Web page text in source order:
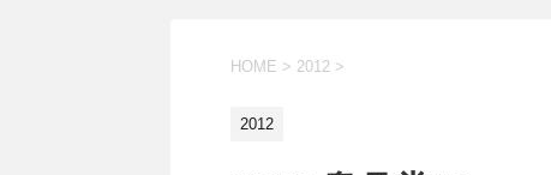
HOME > 2012 >
2012